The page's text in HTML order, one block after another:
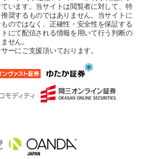
います。当サイトは閲覧者に対して、特
奨するものではありません。当サイトに
のではなく、正確性・安全性を保証する
にて配信される情報を用いて行う判断の
せん。
ーにご支援頂いております。